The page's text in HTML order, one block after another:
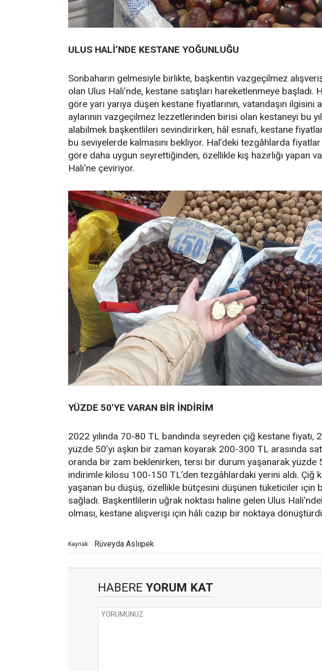
ULUS HALİ’NDE KESTANE YOĞUNLUĞU
Sonbaharın gelmesiyle birlikte, başkentin vazgeçilmez
olan Ulus Hali’nde, kestane satışları hareketlenmeye başladı.
göre yarı yarıya düşen kestane fiyatlarının, vatandaşın ilgisini
aylarının vazgeçilmez lezzetlerinden birisi olan kestaneyi bu
alabilmek başkentlileri sevindirirken, hâl esnafı, kestane
bu seviyelerde kalmasını bekliyor. Hal’deki tezgâhlarda
göre daha uygun seyrettiğinden, özellikle kış hazırlığı yapan
Hali'ne çeviriyor.
YÜZDE 50'YE VARAN BİR İNDİRİM
2022 yılında 70-80 TL bandında seyreden çiğ kestane fiyatı,
yüzde 50’yi aşkın bir zaman koyarak 200-300 TL arasında
oranda bir zam beklenirken, tersi bir durum yaşanarak yüzde
indirimle kilosu 100-150 TL’den tezgâhlardaki yerini aldı. Çiğ
yaşanan bu düşüş, özellikle bütçesini düşünen tüketiciler için
sağladı. Başkentlilerin uğrak noktası haline gelen Ulus
olması, kestane alışverişi için hâli cazip bir noktaya
Kaynak: Rüveyda Aslıipek
HABERE YORUM KAT